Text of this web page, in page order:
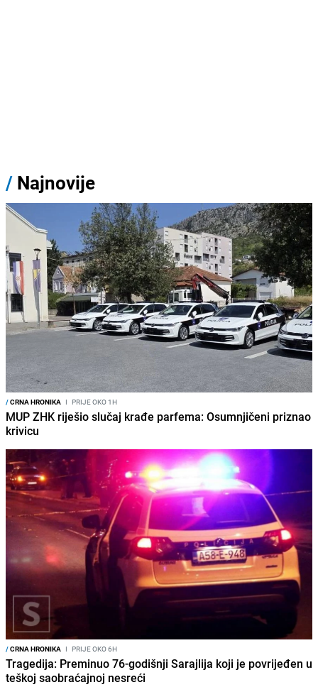
/ Najnovije
/CRNA HRONIKA I PRIJE OKO 1H
MUP ZHK riješio slučaj krađe parfema: Osumnjičeni priznao
krivicu
/CRNA HRONIKA I PRIJE OKO 6H
Tragedija: Preminuo 76-godišnji Sarajlija koji je povrijeđen u
teškoj saobraćajnoj nesreći